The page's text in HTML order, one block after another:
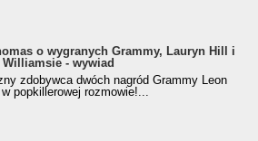
o wygranych Grammy, Lauryn Hill i
Williamsie - wywiad
zdobywca dwóch nagród Grammy Leon
popkillerowej rozmowie!...